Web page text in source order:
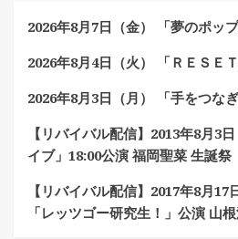
2026年8月7日（金） 「夢のポッ
2026年8月4日（火） 「ＲＥＳＥ
2026年8月3日（月） 「手をつな
【リバイバル配信】2013年8月3
イブ」18:00公演 福岡聖菜 生誕祭
【リバイバル配信】2017年8月
「レッツゴー研究生！」公演 山